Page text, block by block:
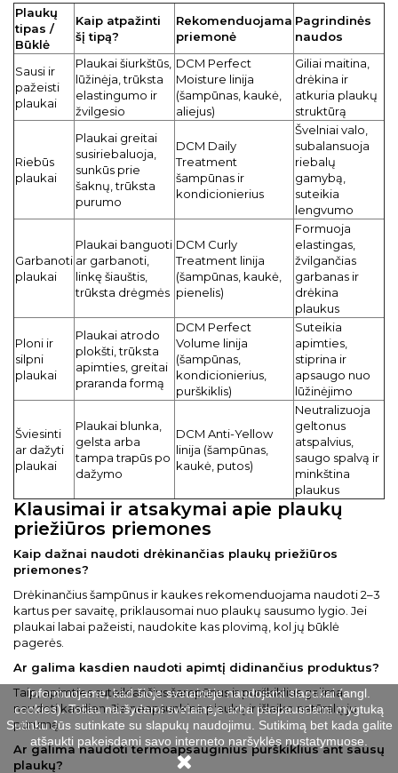
Plaukų
tipas /
Būklė
Kaip atpažinti
šį tipą?
Rekomenduojama
priemonė
Pagrindinės
naudos
Sausi ir
pažeisti
plaukai
Plaukai šiurkštūs,
lūžinėja, trūksta
elastingumo ir
žvilgesio
DCM Perfect
Moisture linija
(šampūnas, kaukė,
aliejus)
Giliai maitina,
drėkina ir
atkuria plaukų
struktūrą
Riebūs
plaukai
Plaukai greitai
susiriebaluoja,
sunkūs prie
šaknų, trūksta
purumo
DCM Daily
Treatment
šampūnas ir
kondicionierius
Švelniai valo,
subalansuoja
riebalų
gamybą,
suteikia
lengvumo
Garbanoti
plaukai
Plaukai banguoti
ar garbanoti,
linkę šiauštis,
trūksta drėgmės
DCM Curly
Treatment linija
(šampūnas, kaukė,
pienelis)
Formuoja
elastingas,
žvilgančias
garbanas ir
drėkina
plaukus
Ploni ir
silpni
plaukai
Plaukai atrodo
plokšti, trūksta
apimties, greitai
praranda formą
DCM Perfect
Volume linija
(šampūnas,
kondicionierius,
purškiklis)
Suteikia
apimties,
stiprina ir
apsaugo nuo
lūžinėjimo
Šviesinti
ar dažyti
plaukai
Plaukai blunka,
gelsta arba
tampa trapūs po
dažymo
DCM Anti-Yellow
linija (šampūnas,
kaukė, putos)
Neutralizuoja
geltonus
atspalvius,
saugo spalvą ir
minkština
plaukus
Klausimai ir atsakymai apie plaukų
priežiūros priemones
Kaip dažnai naudoti drėkinančias plaukų priežiūros
priemones?
Drėkinančius šampūnus ir kaukes rekomenduojama naudoti 2–3
kartus per savaitę, priklausomai nuo plaukų sausumo lygio. Jei
plaukai labai pažeisti, naudokite kas plovimą, kol jų būklė
pagerės.
Ar galima kasdien naudoti apimtį didinančius produktus?
Taip, apimties suteikiančius šampūnus ir purškiklius galima
naudoti kasdien. Jie neapsunkina plaukų ir išlaiko natūralų jų
purumą.
Ar galima naudoti termoapsauginius purškiklius ant sausų
plaukų?
Informuojame, kad šioje svetainėje naudojami slapukai (angl.
cookies). Toliau naršydami svetainėje arba paspausdami mygtuką
Sutinku Jūs sutinkate su slapukų naudojimu. Sutikimą bet kada galite
atšaukti pakeisdami savo interneto naršyklės nustatymuose.